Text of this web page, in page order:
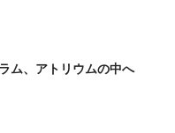
ム、アトリウムの中へ